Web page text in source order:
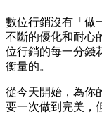
數位行銷沒有「做
不斷的優化和耐心
位行銷的每一分錢
衡量的。
從今天開始，為你
要一次做到完美，